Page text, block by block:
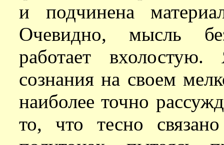
и подчинена
Очевидно, мысль
работает
сознания на своем
наиболее точно
то, что тесно